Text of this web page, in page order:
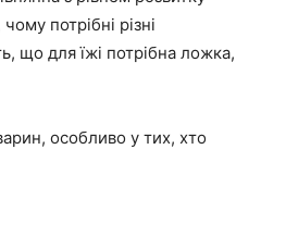
потрібні різні
що для їжі потрібна ложка,
особливо у тих, хто